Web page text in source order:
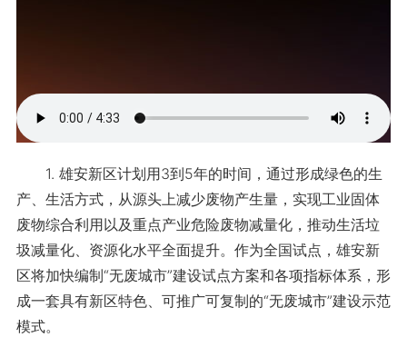
1. 雄安新区计划用3到5年的时间，通过形成绿色的生
产、生活方式，从源头上减少废物产生量，实现工业固体
废物综合利用以及重点产业危险废物减量化，推动生活垃
圾减量化、资源化水平全面提升。作为全国试点，雄安新
区将加快编制“无废城市”建设试点方案和各项指标体系，形
成一套具有新区特色、可推广可复制的“无废城市”建设示范
模式。